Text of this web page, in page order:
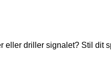
eller driller signalet? Stil dit